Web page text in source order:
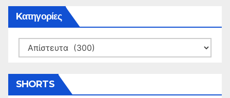
Kατηγορίες
Kατηγορίες
SHORTS